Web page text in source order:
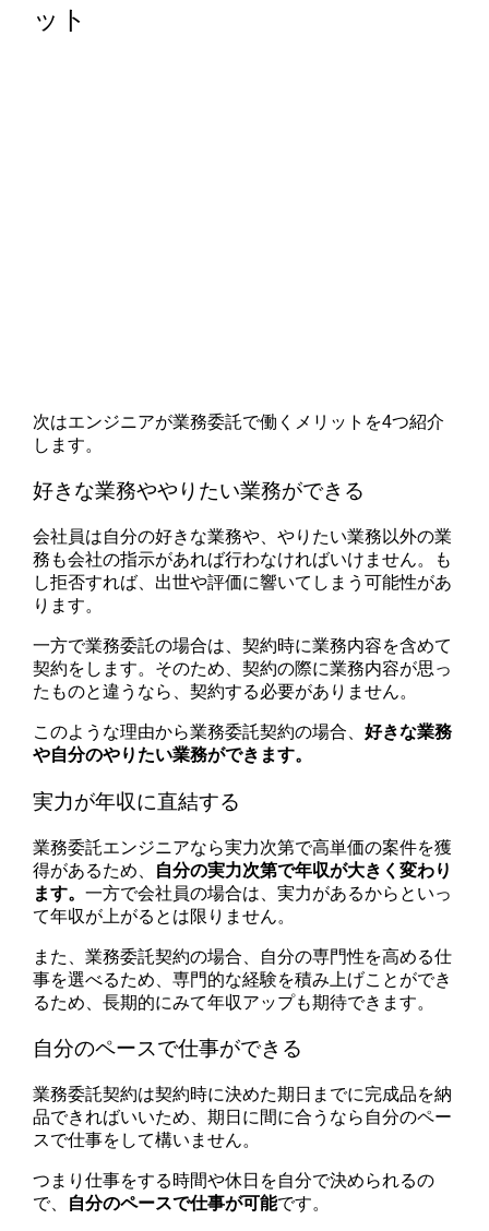
ット
次はエンジニアが業務委託で働くメリットを4つ紹介
します。
好きな業務ややりたい業務ができる
会社員は自分の好きな業務や、やりたい業務以外の業
務も会社の指示があれば行わなければいけません。も
し拒否すれば、出世や評価に響いてしまう可能性があ
ります。
一方で業務委託の場合は、契約時に業務内容を含めて
契約をします。そのため、契約の際に業務内容が思っ
たものと違うなら、契約する必要がありません。
このような理由から業務委託契約の場合、好きな業務
や自分のやりたい業務ができます。
実力が年収に直結する
業務委託エンジニアなら実力次第で高単価の案件を獲
得があるため、 自分の実力次第で年収が大きく変わり
ます。一方で会社員の場合は、実力があるからといっ
て年収が上がるとは限りません。
また、業務委託契約の場合、自分の専門性を高める仕
事を選べるため、専門的な経験を積み上げことができ
るため、長期的にみて年収アップも期待できます。
自分のペースで仕事ができる
業務委託契約は契約時に決めた期日までに完成品を納
品できればいいため、期日に間に合うなら自分のペー
スで仕事をして構いません。
つまり仕事をする時間や休日を自分で決められるの
で、 自分のペースで仕事が可能です。